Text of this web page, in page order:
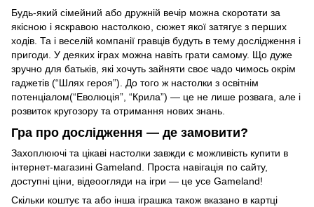
Будь-який сімейний або дружній вечір можна скоротати за
якісною і яскравою настолкою, сюжет якої затягує з перших
ходів. Та і веселій компанії гравців будуть в тему дослідження і
пригоди. У деяких іграх можна навіть грати самому. Що дуже
зручно для батьків, які хочуть зайняти своє чадо чимось окрім
гаджетів (“Шлях героя”). До того ж настолки з освітнім
потенціалом(“Еволюція”, “Крила”) — це не лише розвага, але і
розвиток кругозору та отримання нових знань.
Гра про дослідження — де замовити?
Захоплюючі та цікаві настолки завжди є можливість купити в
інтернет-магазині Gameland. Проста навігація по сайту,
доступні ціни, відеоогляди на ігри — це усе Gameland!
Скільки коштує та або інша іграшка також вказано в картці